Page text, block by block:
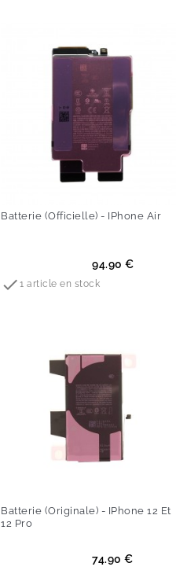
Batterie (Officielle) - IPhone Air
94.90 €
 1 article en stock
Batterie (Originale) - IPhone 12 Et
12 Pro
74.90 €